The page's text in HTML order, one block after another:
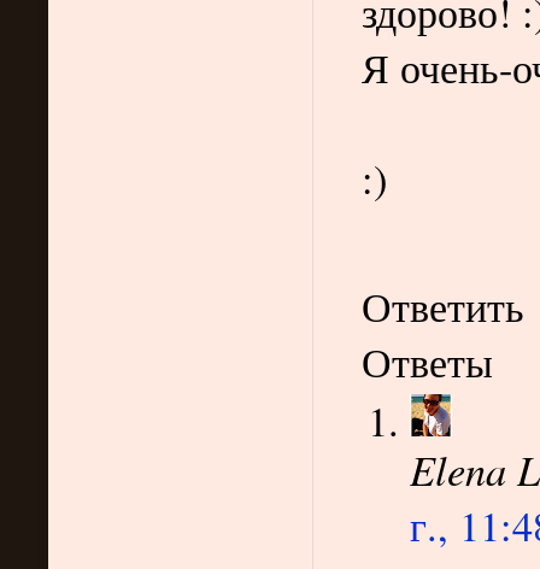
здорово!
Я очень-
:)
Ответить
Ответы
Elena
г.,